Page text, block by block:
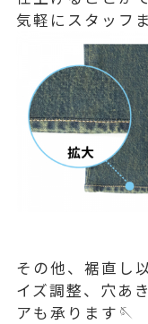
気軽にスタッフ
その他、裾直し
イズ調整、穴あ
アも承ります🪡